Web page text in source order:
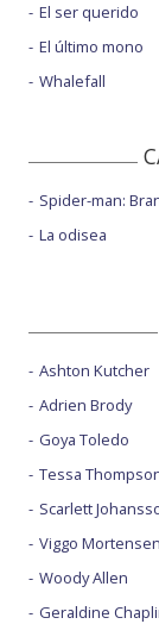
El ser querido
El último mono
Whalefall
Spider-man:
La odisea
Ashton Kutcher
Adrien Brody
Goya Toledo
Tessa
Scarlett
Viggo Mortensen
Woody Allen
Geraldine